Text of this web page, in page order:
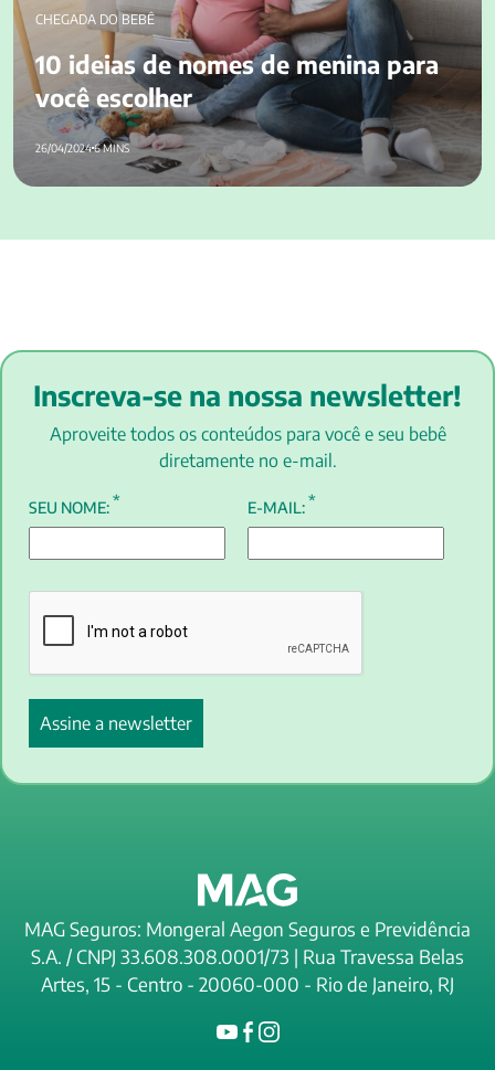
CHEGADA DO BEBÊ
10 ideias de nomes de menina para
você escolher
26/04/20246 MINS
Inscreva-se na nossa newsletter!
Aproveite todos os conteúdos para você e seu bebê
diretamente no e-mail.
SEU NOME:* E-MAIL:*
MAG Seguros: Mongeral Aegon Seguros e Previdência
S.A. / CNPJ 33.608.308.0001/73 | Rua Travessa Belas
Artes, 15 - Centro - 20060-000 - Rio de Janeiro, RJ